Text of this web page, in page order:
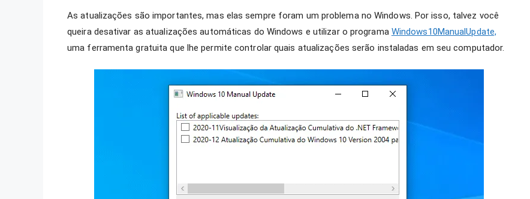
As atualizações são importantes, mas elas sempre foram um problema no Windows. Por isso, talvez você
queira desativar as atualizações automáticas do Windows e utilizar o programa Windows10ManualUpdate,
uma ferramenta gratuita que lhe permite controlar quais atualizações serão instaladas em seu computador.